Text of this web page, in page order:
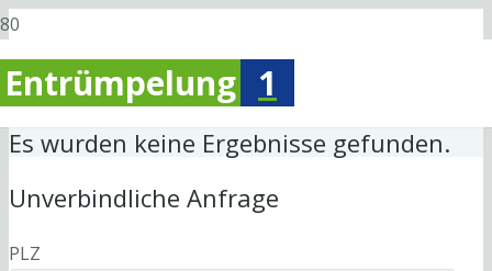
Entrümpelung 1
Es wurden keine Ergebnisse gefunden.
Unverbindliche Anfrage
PLZ